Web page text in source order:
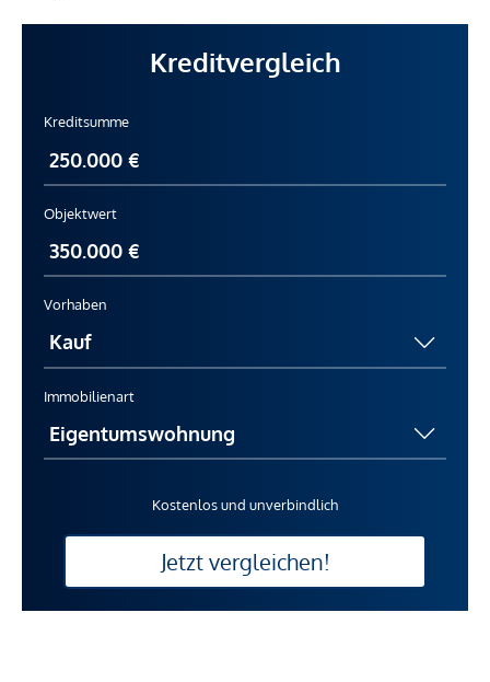
Kreditvergleich
Kreditsumme
Objektwert
Vorhaben
Immobilienart
Kostenlos und unverbindlich
Jetzt vergleichen!